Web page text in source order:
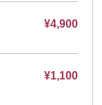
¥4,900
¥1,100